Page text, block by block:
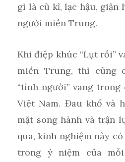
gì là cũ kĩ, lạc hậu, giận
người miền Trung.
Khi điệp khúc “Lụt rồi”
miền Trung, thì cũng
“tình người” vang
Việt Nam. Đau khổ và
mặt song hành và trận
qua, kinh nghiệm này
trong ý niệm của